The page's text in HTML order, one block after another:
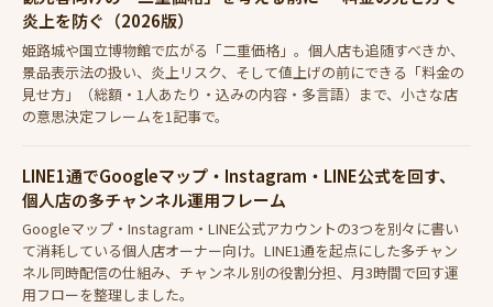
炎上を防ぐ（2026版）
姫路城や国立博物館で広がる「二重価格」。個人店も追随すべきか、
景品表示法の扱い、炎上リスク、そして値上げの前にできる「料金の
見せ方」（総額・1人あたり・込みの内容・多言語）まで、小さな店
の意思決定フレームを1記事で。
LINE1通でGoogleマップ・Instagram・LINE公式を回す、
個人店の多チャンネル運用フレーム
Googleマップ・Instagram・LINE公式アカウントの3つを別々に書い
て消耗している個人店オーナー向け。LINE1通を起点にした多チャン
ネル同時配信の仕組み、チャンネル別の役割分担、月3時間で回す運
用フローを整理しました。